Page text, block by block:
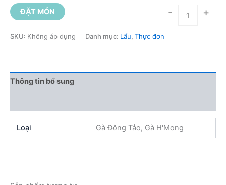
- +
ĐẶT MÓN
SKU: Không áp dụng Danh mục: Lẩu, Thực đơn
Thông tin bổ sung
Loại Gà Đông Tảo, Gà H'Mong